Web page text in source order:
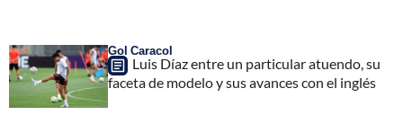
Gol Caracol
Luis Díaz entre un particular atuendo, su
faceta de modelo y sus avances con el inglés